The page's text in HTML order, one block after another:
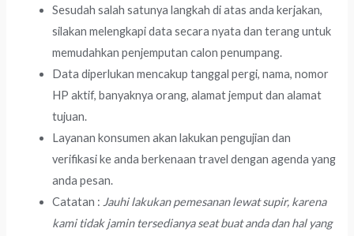
Sesudah salah satunya langkah di atas anda kerjakan,
silakan melengkapi data secara nyata dan terang untuk
memudahkan penjemputan calon penumpang.
Data diperlukan mencakup tanggal pergi, nama, nomor
HP aktif, banyaknya orang, alamat jemput dan alamat
tujuan.
Layanan konsumen akan lakukan pengujian dan
verifikasi ke anda berkenaan travel dengan agenda yang
anda pesan.
Catatan : Jauhi lakukan pemesanan lewat supir, karena
kami tidak jamin tersedianya seat buat anda dan hal yang